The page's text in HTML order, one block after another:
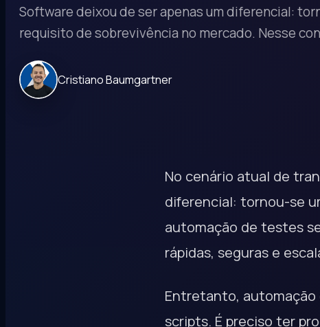
Software deixou de ser apenas um diferencial:
requisito de sobrevivência no mercado. Nesse
Cristiano Baumgartner
No cenário atual de
diferencial: tornou-se
automação de testes
rápidas, seguras e
Entretanto, automação
scripts. É preciso ter